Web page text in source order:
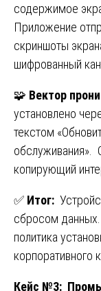
содержимое
Приложение
скриншоты
шифрованный
🧩 Вектор
установлено
текстом
обслуживания».
копирующий
✅ Итог:
сбросом
политика
корпоративного
Кейс №3: